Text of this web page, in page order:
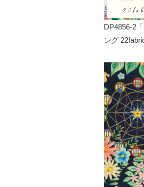
DP4856-2
ング 22fabric